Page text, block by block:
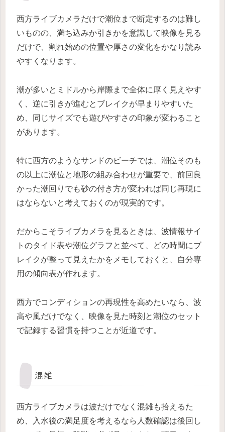
西方ライブカメラだけで潮位まで断定するのは難し
いものの、満ち込みか引きかを意識して映像を見る
だけで、割れ始めの位置や厚さの変化をかなり読み
やすくなります。
潮が多いとミドルから岸際まで全体に厚く見えやす
く、逆に引きが進むとブレイクが早まりやすいた
め、同じサイズでも遊びやすさの印象が変わること
があります。
特に西方のようなサンドのビーチでは、潮位そのも
の以上に潮位と地形の組み合わせが重要で、前回良
かった潮回りでも砂の付き方が変われば同じ再現に
はならないと考えておくのが現実的です。
だからこそライブカメラを見るときは、波情報サイ
トのタイド表や潮位グラフと並べて、どの時間にブ
レイクが整って見えたかをメモしておくと、自分専
用の傾向表が作れます。
西方でコンディションの再現性を高めたいなら、波
高や風だけでなく、映像を見た時刻と潮位のセット
で記録する習慣を持つことが近道です。
混雑
西方ライブカメラは波だけでなく混雑も拾えるた
め、入水後の満足度を考えるなら人数確認は後回し